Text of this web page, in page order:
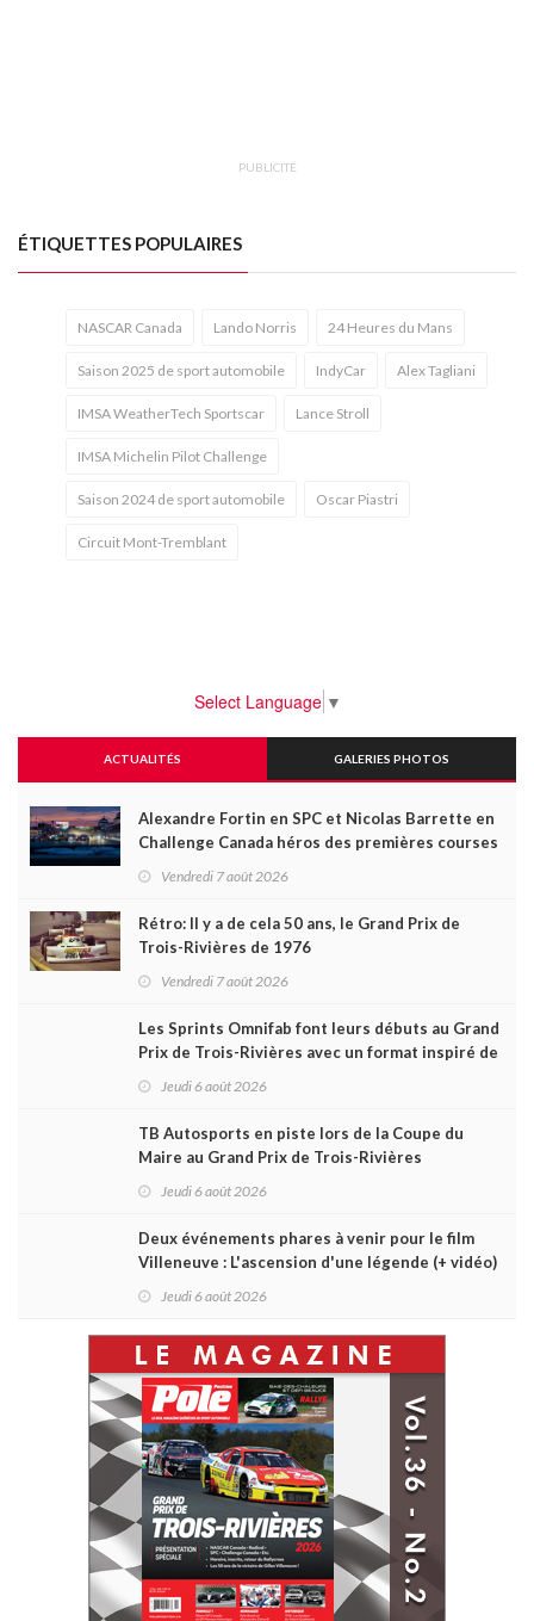
PUBLICITÉ
ÉTIQUETTES POPULAIRES
NASCAR Canada Lando Norris 24 Heures du Mans
Saison 2025 de sport automobile IndyCar Alex Tagliani
IMSA WeatherTech Sportscar Lance Stroll
IMSA Michelin Pilot Challenge
Saison 2024 de sport automobile Oscar Piastri
Circuit Mont-Tremblant
Select Language ▼
ACTUALITÉS GALERIES PHOTOS
Alexandre Fortin en SPC et Nicolas Barrette en
Challenge Canada héros des premières courses
Vendredi 7 août 2026
Rétro: Il y a de cela 50 ans, le Grand Prix de
Trois-Rivières de 1976
Vendredi 7 août 2026
Les Sprints Omnifab font leurs débuts au Grand
Prix de Trois-Rivières avec un format inspiré de
Jeudi 6 août 2026
TB Autosports en piste lors de la Coupe du
Maire au Grand Prix de Trois-Rivières
Jeudi 6 août 2026
Deux événements phares à venir pour le film
Villeneuve : L'ascension d'une légende (+ vidéo)
Jeudi 6 août 2026